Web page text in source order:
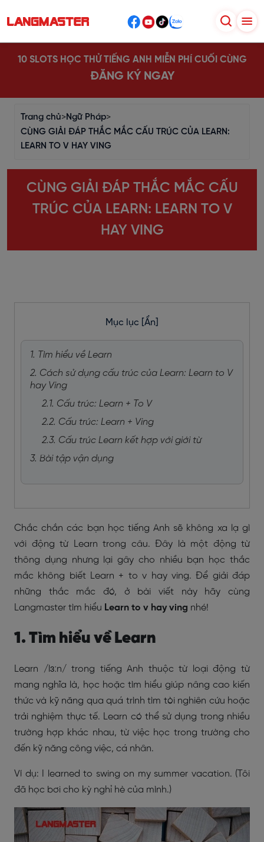
10 SLOTS HỌC THỬ TIẾNG ANH MIỄN PHÍ CUỐI CÙNG
ĐĂNG KÝ NGAY
Trang chủ>Ngữ Pháp>
CÙNG GIẢI ĐÁP THẮC MẮC CẤU TRÚC CỦA LEARN:
LEARN TO V HAY VING
CÙNG GIẢI ĐÁP THẮC MẮC CẤU
TRÚC CỦA LEARN: LEARN TO V
HAY VING
Mục lục [Ẩn]
1. Tìm hiểu về Learn
2. Cách sử dụng cấu trúc của Learn: Learn to V
hay Ving
2.1. Cấu trúc: Learn + To V
2.2. Cấu trúc: Learn + Ving
2.3. Cấu trúc Learn kết hợp với giới từ
3. Bài tập vận dụng
Chắc chắn các bạn học tiếng Anh sẽ không xa lạ gì
với động từ Learn trong câu. Đây là một động từ
thông dụng nhưng lại gây cho nhiều bạn học thắc
mắc không biết Learn + to v hay ving. Để giải đáp
những thắc mắc đó, ở bài viết này hãy cùng
Langmaster tìm hiểu Learn to v hay ving nhé!
1. Tìm hiểu về Learn
Learn /lɜːn/ trong tiếng Anh thuộc từ loại động từ
mang nghĩa là, học hoặc tìm hiểu giúp nâng cao kiến
thức và kỹ năng qua quá trình tìm tòi nghiên cứu hoặc
trải nghiệm thực tế. Learn có thể sử dụng trong nhiều
trường hợp khác nhau, từ việc học trong trường cho
đến kỹ năng công việc, cá nhân.
Ví dụ: I learned to swing on my summer vacation. (Tôi
đã học bơi cho kỳ nghỉ hè của mình.)